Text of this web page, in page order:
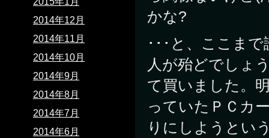
かな?
･･･と、ここま
人が殆どでしょ
て買いました。
っていたＰＣカ
りにしようとい
2014年12月
2014年11月
2014年10月
2014年9月
2014年8月
2014年7月
2014年6月